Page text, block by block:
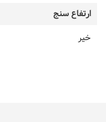
ارتفاع سنج
خیر